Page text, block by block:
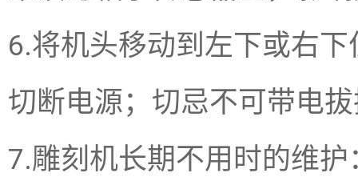
6.将机头移动到左下或右
切断电源；切忌不可带电
7.雕刻机长期不用时的维